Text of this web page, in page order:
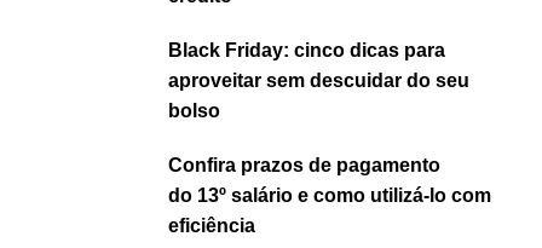
Black Friday: cinco dicas para
aproveitar sem descuidar do seu
bolso
Confira prazos de pagamento
do 13º salário e como utilizá-lo com
eficiência